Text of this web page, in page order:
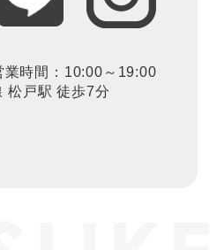
業時間：10:00～19:00
松戸駅 徒歩7分